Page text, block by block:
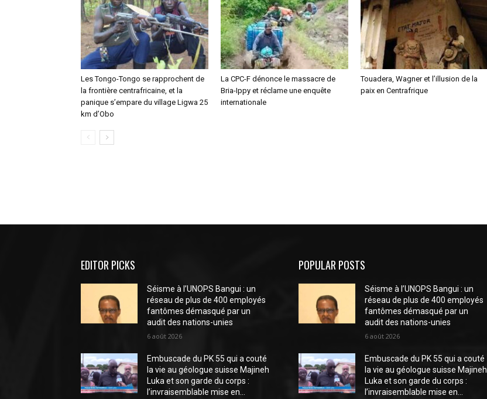
Les Tongo-Tongo se rapprochent de
la frontière centrafricaine, et la
panique s’empare du village Ligwa 25
km d’Obo
La CPC-F dénonce le massacre de
Bria-Ippy et réclame une enquête
internationale
Touadera, Wagner et l’illusion de la
paix en Centrafrique
EDITOR PICKS
Séisme à l’UNOPS Bangui : un
réseau de plus de 400 employés
fantômes démasqué par un
audit des nations-unies
6 août 2026
Embuscade du PK 55 qui a couté
la vie au géologue suisse Majineh
Luka et son garde du corps :
l’invraisemblable mise en...
POPULAR POSTS
Séisme à l’UNOPS Bangui : un
réseau de plus de 400 employés
fantômes démasqué par un
audit des nations-unies
6 août 2026
Embuscade du PK 55 qui a couté
la vie au géologue suisse Majineh
Luka et son garde du corps :
l’invraisemblable mise en...